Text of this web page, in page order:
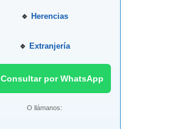
🔹 Herencias
🔹 Extranjería
Consultar por WhatsApp
O llámanos: